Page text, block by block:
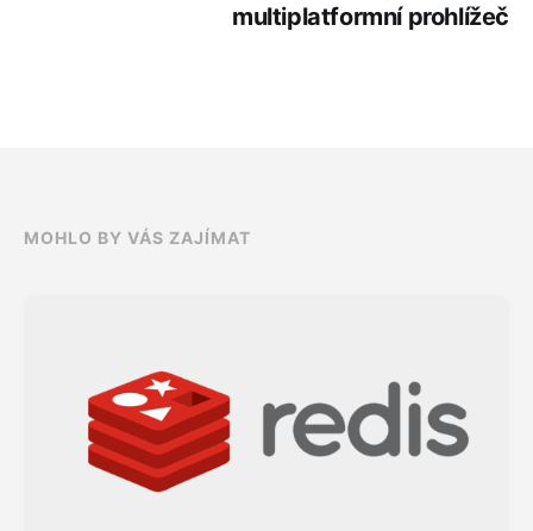
multiplatformní prohlížeč
MOHLO BY VÁS ZAJÍMAT